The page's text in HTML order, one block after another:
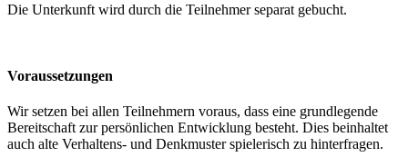
Die Unterkunft wird durch die Teilnehmer separat gebucht.
Voraussetzungen
Wir setzen bei allen Teilnehmern voraus, dass eine grundlegende
Bereitschaft zur persönlichen Entwicklung besteht. Dies beinhaltet
auch alte Verhaltens- und Denkmuster spielerisch zu hinterfragen.